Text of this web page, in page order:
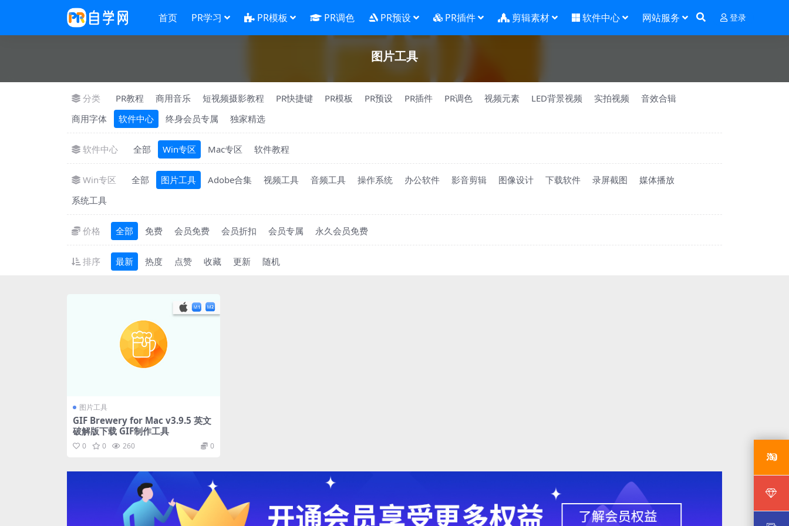
首页 PR学习 PR模板 PR调色 PR预设 PR插件 剪辑素材 软件中心 网站服务 登录
图片工具
分类 PR教程 商用音乐 短视频摄影教程 PR快捷键 PR模板 PR预设 PR插件 PR调色 视频元素 LED背景视频 实拍视频
音效合辑
商用字体
软件中心 终身会员专属 独家精选
软件中心 全部 Win专区 Mac专区 软件教程
Win专区 全部 图片工具 Adobe合集 视频工具 音频工具 操作系统 办公软件 影音剪辑 图像设计 下载软件 录屏截图
媒体播放
系统工具
价格 全部 免费 会员免费 会员折扣 会员专属 永久会员免费
排序 最新 热度 点赞 收藏 更新 随机
图片工具
GIF Brewery for Mac v3.9.5 英文
破解版下载 GIF制作工具
0 0 260 0